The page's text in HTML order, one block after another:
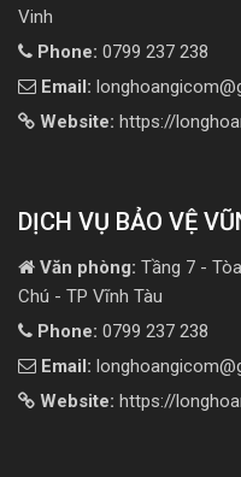
Vinh
Phone: 0799 237 238
Email:
Website: https://
DỊCH VỤ BẢO VỆ
Văn phòng: Tầng 7 -
Chú - TP Vĩnh Tàu
Phone: 0799 237 238
Email:
Website: https://